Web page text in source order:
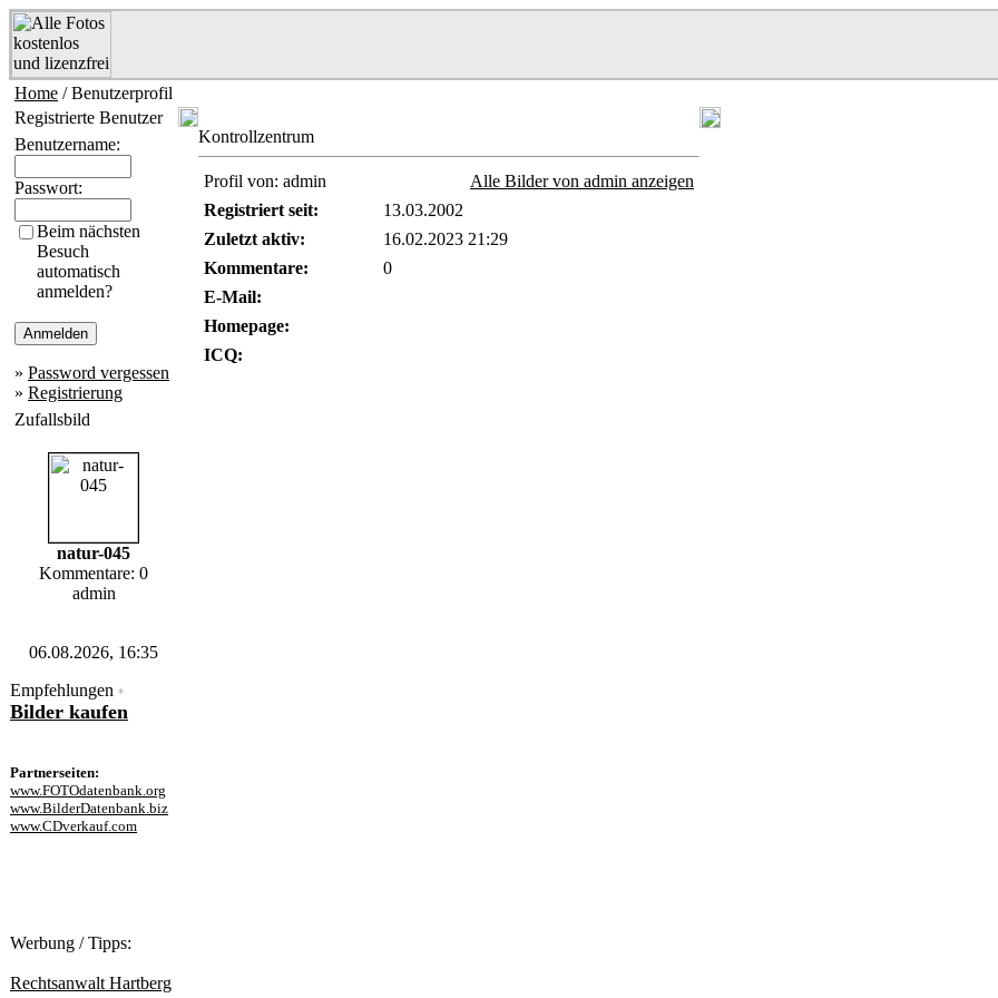
Home / Benutzerprofil
Registrierte Benutzer
Benutzername:
Passwort:
Beim nächsten
Besuch
automatisch
anmelden?
» Password vergessen
» Registrierung
Zufallsbild
natur-045
Kommentare: 0
admin
06.08.2026, 16:35
Empfehlungen *
Bilder kaufen
Partnerseiten:
www.FOTOdatenbank.org
www.BilderDatenbank.biz
www.CDverkauf.com
Werbung / Tipps:
Rechtsanwalt Hartberg
Kontrollzentrum
Profil von: admin
Alle Bilder von admin anzeigen
Registriert seit:
13.03.2002
Zuletzt aktiv:
16.02.2023 21:29
Kommentare:
0
E-Mail:
Homepage:
ICQ: